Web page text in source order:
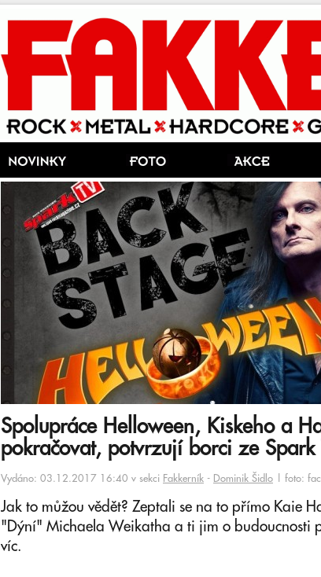
Spolupráce Helloween, Kiskeho a
pokračovat, potvrzují borci ze Spark
Vydáno: 03.12.2017 16:40 v sekci Fakkerník - Dominik Šidlo | foto:
Jak to můžou vědět? Zeptali se na to přímo Kaie
"Dýní" Michaela Weikatha a ti jim o budoucnosti
víc.